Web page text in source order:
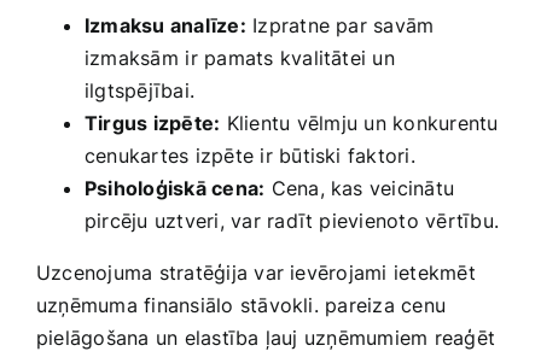
Izmaksu analīze: Izpratne par savām‍
izmaksām⁢ ir pamats kvalitātei un
ilgtspējībai.
Tirgus izpēte: Klientu ⁣vēlmju un konkurentu
cenukartes izpēte ir būtiski faktori.
Psiholoģiskā cena: Cena, kas veicinātu
pircēju uztveri, var radīt pievienoto vērtību.
Uzcenojuma stratēģija var ievērojami ietekmēt
uzņēmuma finansiālo stāvokli. pareiza cenu
pielāgošana un elastība ļauj uzņēmumiem reaģēt